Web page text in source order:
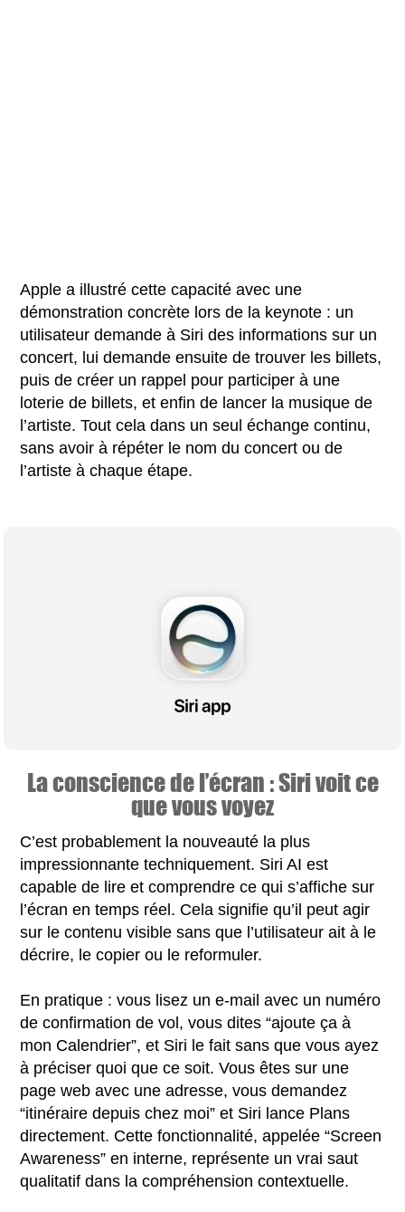
Apple a illustré cette capacité avec une
démonstration concrète lors de la keynote : un
utilisateur demande à Siri des informations sur un
concert, lui demande ensuite de trouver les billets,
puis de créer un rappel pour participer à une
loterie de billets, et enfin de lancer la musique de
l’artiste. Tout cela dans un seul échange continu,
sans avoir à répéter le nom du concert ou de
l’artiste à chaque étape.
La conscience de l’écran : Siri voit ce
que vous voyez
C’est probablement la nouveauté la plus
impressionnante techniquement. Siri AI est
capable de lire et comprendre ce qui s’affiche sur
l’écran en temps réel. Cela signifie qu’il peut agir
sur le contenu visible sans que l’utilisateur ait à le
décrire, le copier ou le reformuler.
En pratique : vous lisez un e-mail avec un numéro
de confirmation de vol, vous dites “ajoute ça à
mon Calendrier”, et Siri le fait sans que vous ayez
à préciser quoi que ce soit. Vous êtes sur une
page web avec une adresse, vous demandez
“itinéraire depuis chez moi” et Siri lance Plans
directement. Cette fonctionnalité, appelée “Screen
Awareness” en interne, représente un vrai saut
qualitatif dans la compréhension contextuelle.